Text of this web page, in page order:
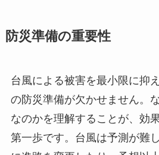
防災準備の重要性
台風による被害を最小限に抑
の防災準備が欠かせません。
なのかを理解することが、効
第一歩です。台風は予測が難